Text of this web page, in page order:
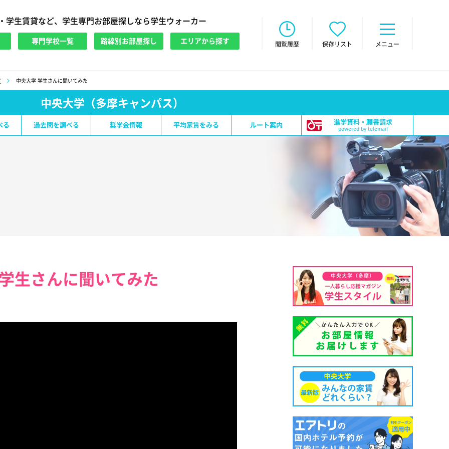
学生賃貸など、学生専門お部屋探しなら学生ウォーカー
専門学校一覧 路線別お部屋探し エリアから探す 閲覧履歴 保存リスト メニュー
中央大学 学生さんに聞いてみた
中央大学（多摩キャンパス）
る 過去問を調べる 奨学金情報 平均家賃をみる ルート案内 進学資料・願書請求
powered by telemail
生さんに聞いてみた 中央大学（多摩）